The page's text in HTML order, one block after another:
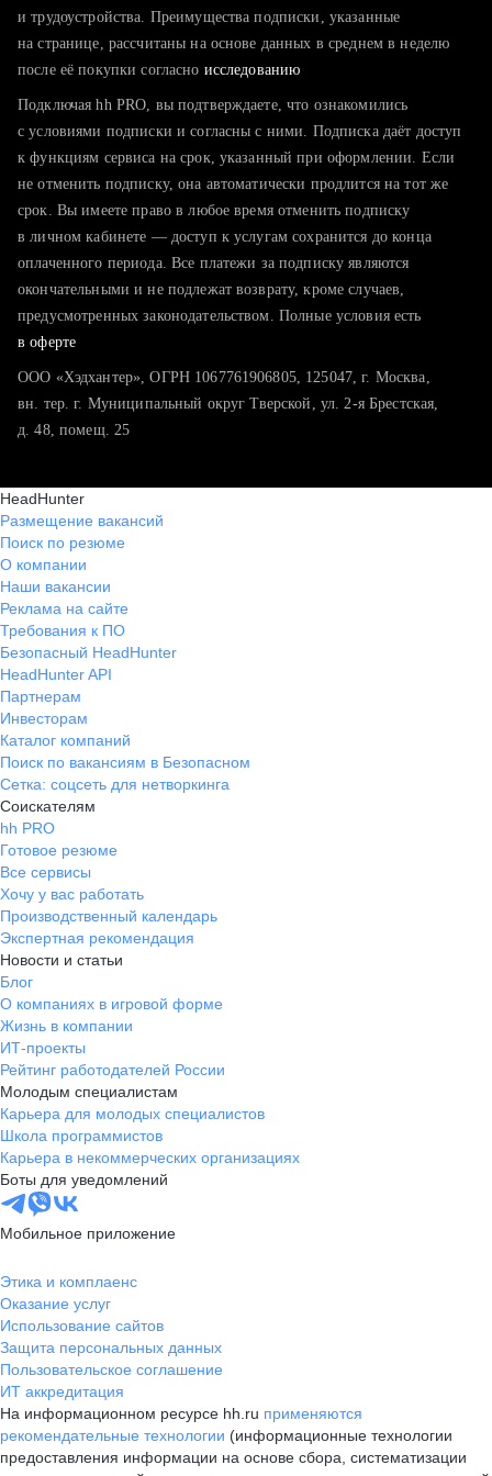
тратите много времени на поиск и вручную поднимаете
хотите сравнить себя с конкурентами и оценить шансы
и трудоустройства. Преимущества подписки, указанные
на странице, рассчитаны на основе данных в среднем в неделю
после её покупки согласно исследованию
Подключая hh PRO, вы подтверждаете, что ознакомились
с условиями подписки и согласны с ними. Подписка даёт доступ
к функциям сервиса на срок, указанный при оформлении. Если
не отменить подписку, она автоматически продлится на тот же
срок. Вы имеете право в любое время отменить подписку
в личном кабинете — доступ к услугам сохранится до конца
оплаченного периода. Все платежи за подписку являются
окончательными и не подлежат возврату, кроме случаев,
предусмотренных законодательством. Полные условия есть
в оферте
ООО «Хэдхантер», ОГРН 1067761906805, 125047, г. Москва,
вн. тер. г. Муниципальный округ Тверской, ул. 2-я Брестская,
д. 48, помещ. 25
HeadHunter
Размещение вакансий
Поиск по резюме
О компании
Наши вакансии
Реклама на сайте
Требования к ПО
Безопасный HeadHunter
HeadHunter API
Партнерам
Инвесторам
Каталог компаний
Поиск по вакансиям в Безопасном
Сетка: соцсеть для нетворкинга
Соискателям
hh PRO
Готовое резюме
Все сервисы
Хочу у вас работать
Производственный календарь
Экспертная рекомендация
Новости и статьи
Блог
О компаниях в игровой форме
Жизнь в компании
ИТ-проекты
Рейтинг работодателей России
Молодым специалистам
Карьера для молодых специалистов
Школа программистов
Карьера в некоммерческих организациях
Боты для уведомлений
Мобильное приложение
Этика и комплаенс
Оказание услуг
Использование сайтов
Защита персональных данных
Пользовательское соглашение
ИТ аккредитация
На информационном ресурсе hh.ru применяются
рекомендательные технологии (информационные технологии
предоставления информации на основе сбора, систематизации